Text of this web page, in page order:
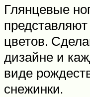
Глянцевые
цветов.
дизайне и
виде
снежинки.